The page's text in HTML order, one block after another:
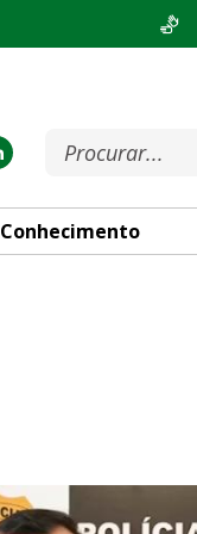
Conhecimento